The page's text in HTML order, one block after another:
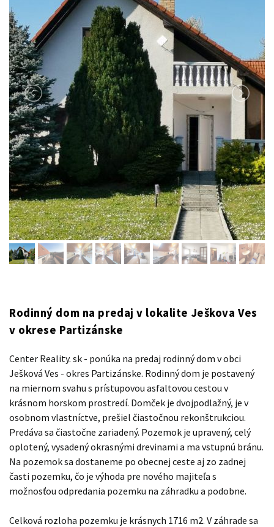
Rodinný dom na predaj v lokalite Ješkova Ves
v okrese Partizánske
Center Reality. sk - ponúka na predaj rodinný dom v obci
Ješková Ves - okres Partizánske. Rodinný dom je postavený
na miernom svahu s prístupovou asfaltovou cestou v
krásnom horskom prostredí. Domček je dvojpodlažný, je v
osobnom vlastníctve, prešiel čiastočnou rekonštrukciou.
Predáva sa čiastočne zariadený. Pozemok je upravený, celý
oplotený, vysadený okrasnými drevinami a ma vstupnú bránu.
Na pozemok sa dostaneme po obecnej ceste aj zo zadnej
časti pozemku, čo je výhoda pre nového majiteľa s
možnosťou odpredania pozemku na záhradku a podobne.
Celková rozloha pozemku je krásnych 1716 m2. V záhrade sa